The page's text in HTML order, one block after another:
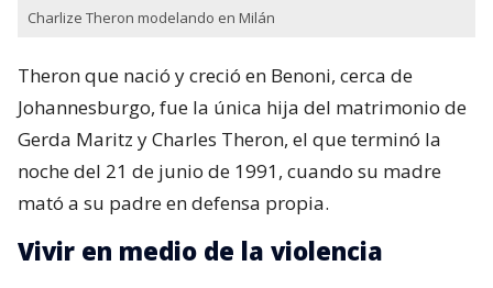
Charlize Theron modelando en Milán
Theron que nació y creció en Benoni,​ cerca de
Johannesburgo, fue la única hija del matrimonio de
Gerda Maritz​ y Charles Theron, el que terminó la
noche del 21 de junio de 1991, cuando su madre
mató a su padre en defensa propia.
Vivir en medio de la violencia